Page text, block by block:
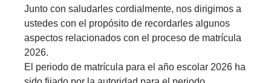
Junto con saludarles cordialmente, nos dirigimos a
ustedes con el propósito de recordarles algunos
aspectos relacionados con el proceso de matrícula
2026.
El periodo de matrícula para el año escolar 2026 ha